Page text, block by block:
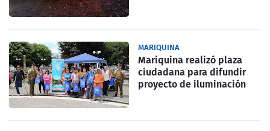
MARIQUINA
Mariquina realizó plaza
ciudadana para difundir
proyecto de iluminación